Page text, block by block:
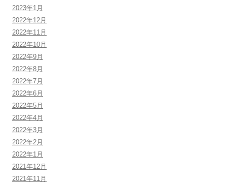
2023年1月
2022年12月
2022年11月
2022年10月
2022年9月
2022年8月
2022年7月
2022年6月
2022年5月
2022年4月
2022年3月
2022年2月
2022年1月
2021年12月
2021年11月